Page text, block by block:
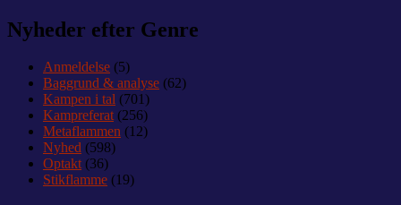
Nyheder efter Genre
Anmeldelse (5)
Baggrund & analyse (62)
Kampen i tal (701)
Kampreferat(256)
Metaflammen (12)
Nyhed (598)
Optakt(36)
Stikflamme (19)